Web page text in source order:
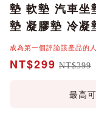
墊 軟墊 汽車坐
墊 凝膠墊 冷凝
成為第一個評論該產品的人
NT$299 NT$399
最高